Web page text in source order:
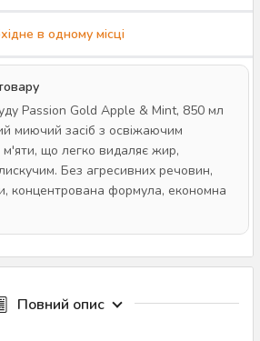
в одному місці
Passion Gold Apple & Mint, 850 мл
миючий засіб з освіжаючим
що легко видаляє жир,
Без агресивних речовин,
концентрована формула, економна
Повний опис